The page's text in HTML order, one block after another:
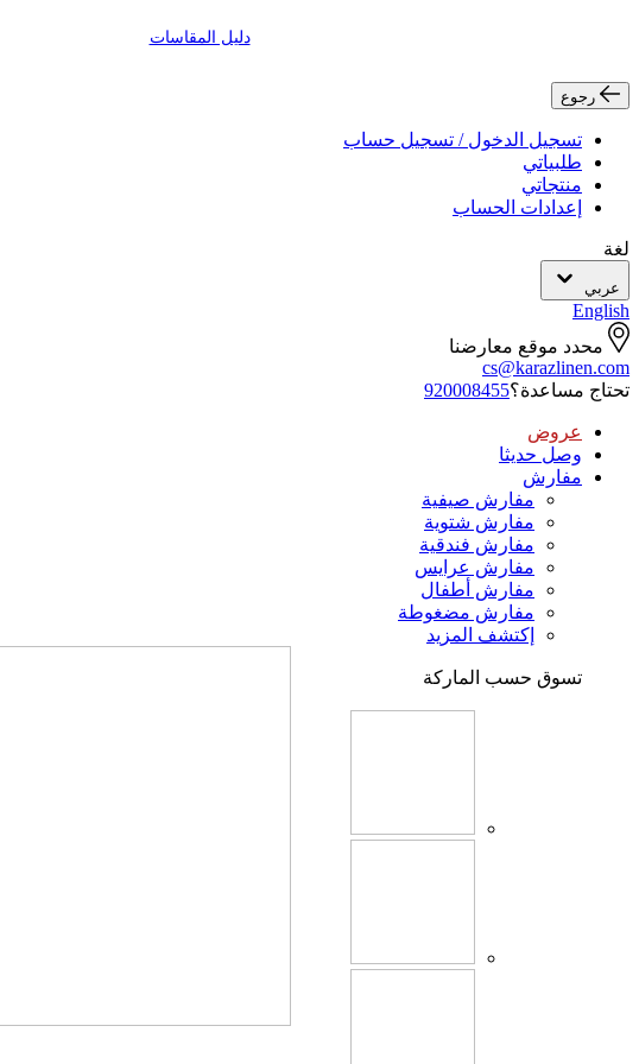
دليل المقاسات
رجوع
تسجيل الدخول / تسجيل حساب
طلبياتي
منتجاتي
إعدادات الحساب
لغة
عربي
English
محدد موقع معارضنا
cs@karazlinen.com
تحتاج مساعدة؟920008455
عروض
وصل حديثا
مفارش
مفارش صيفية
مفارش شتوية
مفارش فندقية
مفارش عرايس
مفارش أطفال
مفارش مضغوطة
إكتشف المزيد
تسوق حسب الماركة